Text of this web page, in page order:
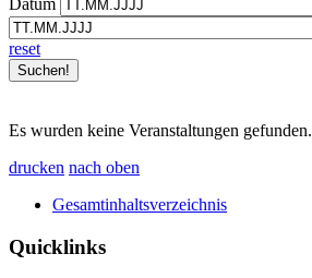
Datum
reset
Es wurden keine Veranstaltungen gefunden.
drucken nach oben
Gesamtinhaltsverzeichnis
Quicklinks